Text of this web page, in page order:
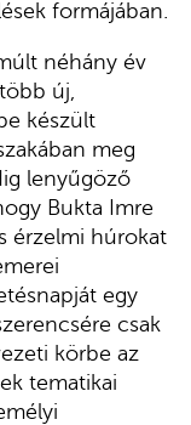
formájában.
néhány év
új,
készült
meg
lenyűgöző
Bukta Imre
érzelmi húrokat
egy
csak
körbe az
tematikai